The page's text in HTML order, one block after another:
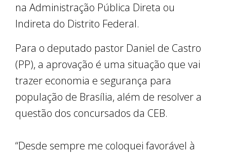
na Administração Pública Direta ou
Indireta do Distrito Federal.
Para o deputado pastor Daniel de Castro
(PP), a aprovação é uma situação que vai
trazer economia e segurança para
população de Brasília, além de resolver a
questão dos concursados da CEB.
“Desde sempre me coloquei favorável à